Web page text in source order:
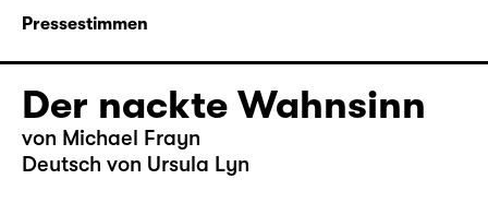
Pressestimmen
Der nackte Wahnsinn
von Michael Frayn
Deutsch von Ursula Lyn